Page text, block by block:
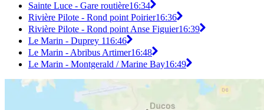
Sainte Luce - Gare routière16:34
Rivière Pilote - Rond point Poirier16:36
Rivière Pilote - Rond point Anse Figuier16:39
Le Marin - Duprey 116:46
Le Marin - Abribus Artimer16:48
Le Marin - Montgerald / Marine Bay16:49